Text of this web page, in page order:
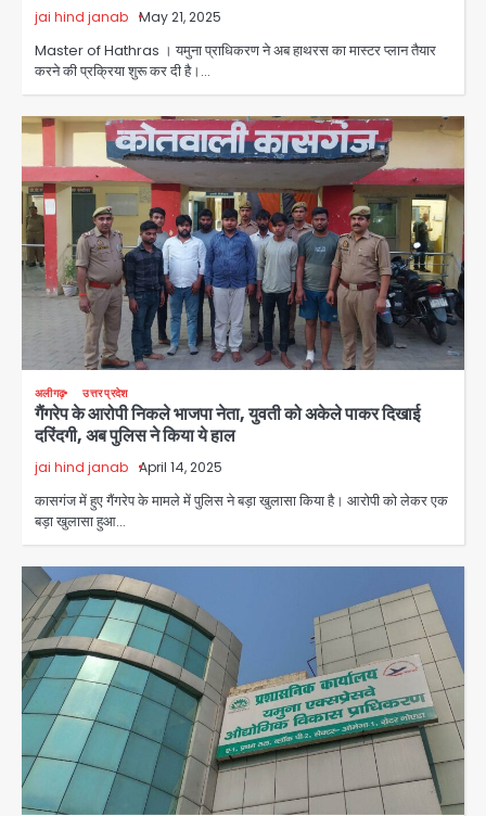
jai hind janab May 21, 2025
Master of Hathras । यमुना प्राधिकरण ने अब हाथरस का मास्टर प्लान तैयार
करने की प्रक्रिया शुरू कर दी है।…
अलीगढ़ उत्तर प्रदेश
गैंगरेप के आरोपी निकले भाजपा नेता, युवती को अकेले पाकर दिखाई
दरिंदगी, अब पुलिस ने किया ये हाल
jai hind janab April 14, 2025
कासगंज में हुए गैंगरेप के मामले में पुलिस ने बड़ा खुलासा किया है। आरोपी को लेकर एक
बड़ा खुलासा हुआ…
Noida Sector-49: सेक्टर-49 में 18
साल की मेड ने की खुदकुशी, शरीर पर नहीं मिली
Avinash Kumar
3
speech: युवाओं को ‘दर्द, डेटा, दौलत’ का
संदेश, बीजेपी का वार
Avinash Kumar
युवा इनोवेटरों की सोच से हाईटेक होगी दिल्ली
पुलिस
Team JHJ
सुदर्शन शक्ति-वी अभ्यास में मॉक आॅपरेशन